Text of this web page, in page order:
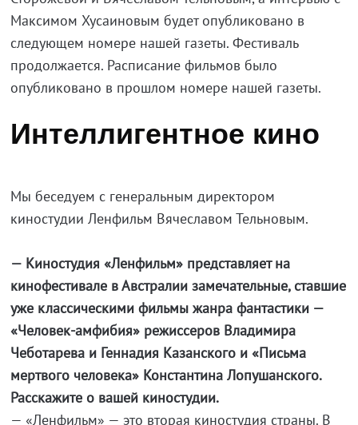
Максимом Хусаиновым будет опубликовано в
следующем номере нашей газеты. Фестиваль
продолжается. Расписание фильмов было
опубликовано в прошлом номере нашей газеты.
Интеллигентное кино
Мы беседуем с генеральным директором
киностудии Ленфильм Вячеславом Тельновым.
— Киностудия «Ленфильм» представляет на
кинофестивале в Австралии замечательные, ставшие
уже классическими фильмы жанра фантастики —
«Человек-амфибия» режиссеров Владимира
Чеботарева и Геннадия Казанского и «Письма
мертвого человека» Константина Лопушанского.
Расскажите о вашей киностудии.
— «Ленфильм» — это вторая киностудия страны. В